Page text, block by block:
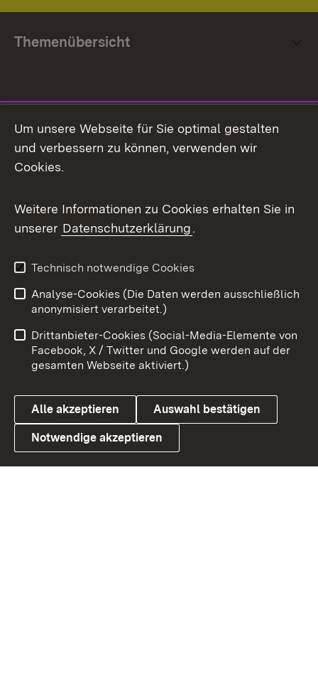
Themenübersicht
Facebook
X / Twitter
Youtube
Link zum Landesportal
Impressum
Kontakt
Barrierefreiheit
Datenschutz
Cookies
Um unsere Webseite für Sie optimal gestalten
und verbessern zu können, verwenden wir
Cookies.
Weitere Informationen zu Cookies erhalten Sie in
unserer Datenschutzerklärung.
Technisch notwendige Cookies
Analyse-Cookies (Die Daten werden ausschließlich
anonymisiert verarbeitet.)
Drittanbieter-Cookies (Social-Media-Elemente von
Facebook, X / Twitter und Google werden auf der
gesamten Webseite aktiviert.)
Alle akzeptieren Auswahl bestätigen
Notwendige akzeptieren